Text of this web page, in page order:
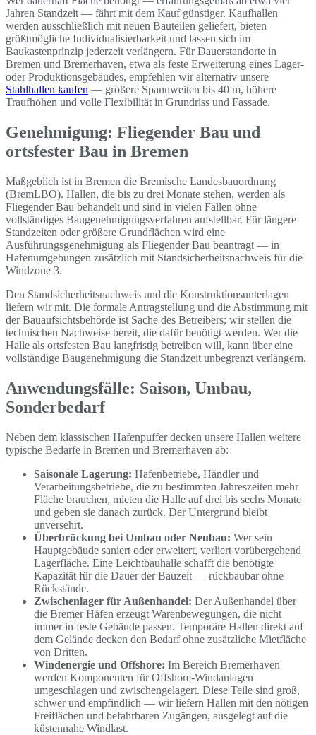
Jahren Standzeit — fährt mit dem Kauf günstiger. Kaufhallen
werden ausschließlich mit neuen Bauteilen geliefert, bieten
größtmögliche Individualisierbarkeit und lassen sich im
Baukastenprinzip jederzeit verlängern. Für Dauerstandorte in
Bremen und Bremerhaven, etwa als feste Erweiterung eines Lager-
oder Produktionsgebäudes, empfehlen wir alternativ unsere
Stahlhallen kaufen — größere Spannweiten bis 40 m, höhere
Traufhöhen und volle Flexibilität in Grundriss und Fassade.
Genehmigung: Fliegender Bau und
ortsfester Bau in Bremen
Maßgeblich ist in Bremen die Bremische Landesbauordnung
(BremLBO). Hallen, die bis zu drei Monate stehen, werden als
Fliegender Bau behandelt und sind in vielen Fällen ohne
vollständiges Baugenehmigungsverfahren aufstellbar. Für längere
Standzeiten oder größere Grundflächen wird eine
Ausführungsgenehmigung als Fliegender Bau beantragt — in
Hafenumgebungen zusätzlich mit Standsicherheitsnachweis für die
Windzone 3.
Den Standsicherheitsnachweis und die Konstruktionsunterlagen
liefern wir mit. Die formale Antragstellung und die Abstimmung mit
der Bauaufsichtsbehörde ist Sache des Betreibers; wir stellen die
technischen Nachweise bereit, die dafür benötigt werden. Wer die
Halle als ortsfesten Bau langfristig betreiben will, kann über eine
vollständige Baugenehmigung die Standzeit unbegrenzt verlängern.
Anwendungsfälle: Saison, Umbau,
Sonderbedarf
Neben dem klassischen Hafenpuffer decken unsere Hallen weitere
typische Bedarfe in Bremen und Bremerhaven ab:
Saisonale Lagerung: Hafenbetriebe, Händler und
Verarbeitungsbetriebe, die zu bestimmten Jahreszeiten mehr
Fläche brauchen, mieten die Halle auf drei bis sechs Monate
und geben sie danach zurück. Der Untergrund bleibt
unversehrt.
Überbrückung bei Umbau oder Neubau: Wer sein
Hauptgebäude saniert oder erweitert, verliert vorübergehend
Lagerfläche. Eine Leichtbauhalle schafft die benötigte
Kapazität für die Dauer der Bauzeit — rückbaubar ohne
Rückstände.
Zwischenlager für Außenhandel: Der Außenhandel über
die Bremer Häfen erzeugt Warenbewegungen, die nicht
immer in feste Gebäude passen. Temporäre Hallen direkt auf
dem Gelände decken den Bedarf ohne zusätzliche Mietfläche
von Dritten.
Windenergie und Offshore: Im Bereich Bremerhaven
werden Komponenten für Offshore-Windanlagen
umgeschlagen und zwischengelagert. Diese Teile sind groß,
schwer und empfindlich — wir liefern Hallen mit den nötigen
Freiflächen und befahrbaren Zugängen, ausgelegt auf die
küstennahe Windlast.